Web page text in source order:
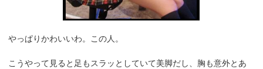
やっぱりかわいいわ。この人。
こうやって見ると足もスラッとしていて美脚だし、胸も意外とあ